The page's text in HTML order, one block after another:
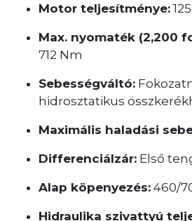
Motor teljesítménye:
Max. nyomaték (2,200
712 Nm
Sebességváltó:
hidrosztatikus
Maximális haladási
Differenciálzár: Első
Alap köpenyezés: 460/
Hidraulika szivattyú